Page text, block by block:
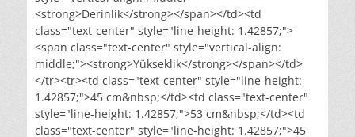
<strong>Derinlik</strong></span></td><td
class="text-center" style="line-height: 1.42857;">
<span class="text-center" style="vertical-align:
middle;"><strong>Yükseklik</strong></span></td>
</tr><tr><td class="text-center" style="line-height:
1.42857;">45 cm&nbsp;</td><td class="text-center"
style="line-height: 1.42857;">53 cm&nbsp;</td><td
class="text-center" style="line-height: 1.42857;">45